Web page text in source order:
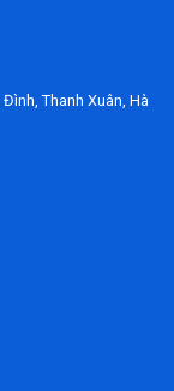
Thanh Xuân, Hà